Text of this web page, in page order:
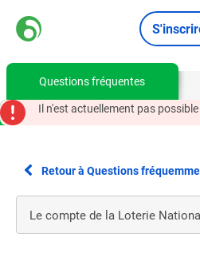
Questions fréquentes
Il n'est actuellement pas
Retour à Questions